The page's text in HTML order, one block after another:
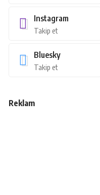
Instagram
Takip et
Bluesky
Takip et
Reklam